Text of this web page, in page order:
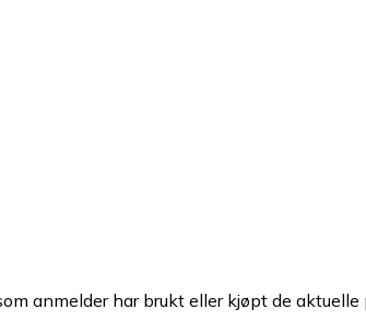
anmelder har brukt eller kjøpt de aktuelle